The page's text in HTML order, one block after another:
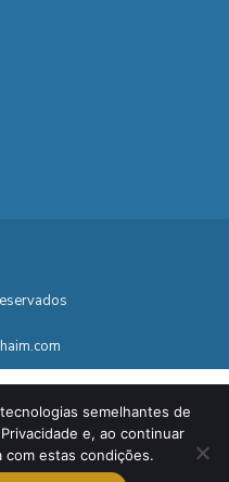
semelhantes de
e, ao continuar
com estas condições.